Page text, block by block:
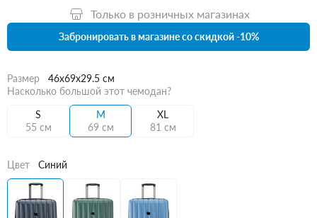
Только в розничных магазинах
Забронировать в магазине со скидкой -10%
Размер
46x69x29.5 см
Насколько большой этот чемодан?
S
55 см
M
69 см
XL
81 см
Цвет Синий